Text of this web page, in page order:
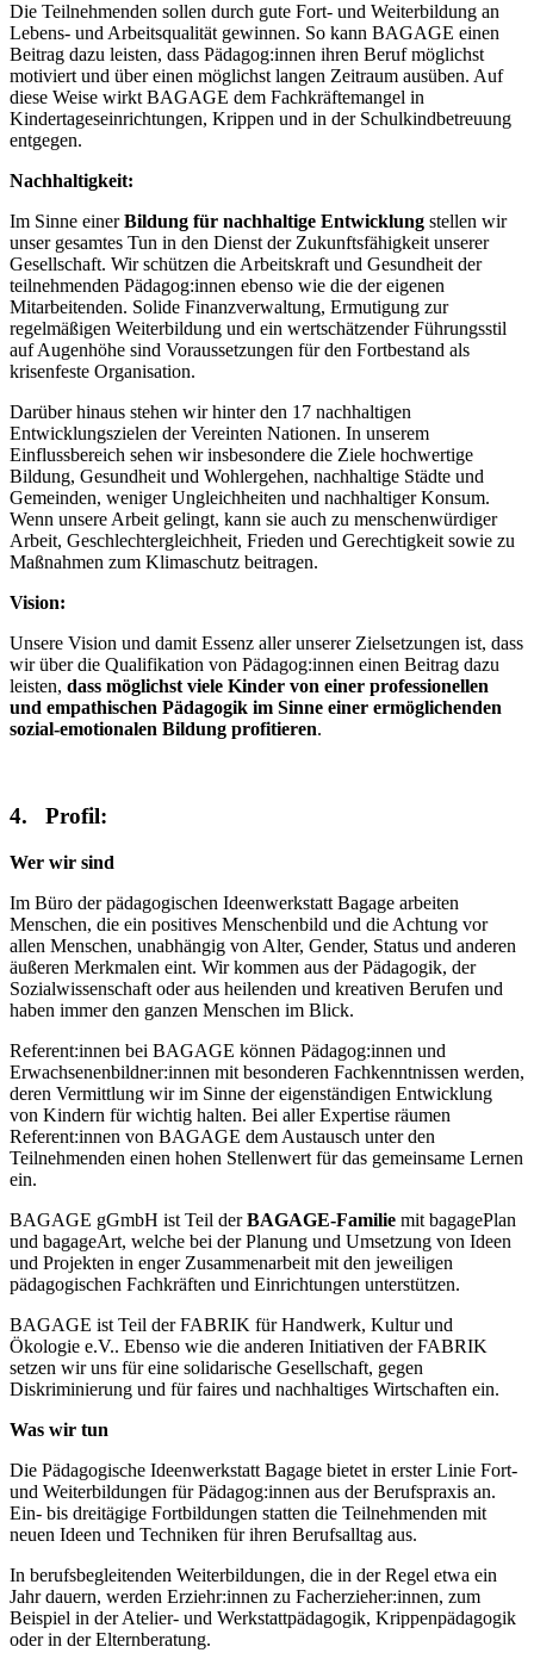
Die Teilnehmenden sollen durch gute Fort- und Weiterbildung an
Lebens- und Arbeitsqualität gewinnen. So kann BAGAGE einen
Beitrag dazu leisten, dass Pädagog:innen ihren Beruf möglichst
motiviert und über einen möglichst langen Zeitraum ausüben. Auf
diese Weise wirkt BAGAGE dem Fachkräftemangel in
Kindertageseinrichtungen, Krippen und in der Schulkindbetreuung
entgegen.
Nachhaltigkeit:
Im Sinne einerBildung für nachhaltige Entwicklung stellen wir
unser gesamtes Tun in den Dienst der Zukunftsfähigkeit unserer
Gesellschaft. Wir schützen die Arbeitskraft und Gesundheit der
teilnehmenden Pädagog:innen ebenso wie die der eigenen
Mitarbeitenden. Solide Finanzverwaltung, Ermutigung zur
regelmäßigen Weiterbildung und ein wertschätzender Führungsstil
auf Augenhöhe sind Voraussetzungen für den Fortbestand als
krisenfeste Organisation.
Darüber hinaus stehen wir hinter den 17 nachhaltigen
Entwicklungszielen der Vereinten Nationen. In unserem
Einflussbereich sehen wir insbesondere die Ziele hochwertige
Bildung, Gesundheit und Wohlergehen, nachhaltige Städte und
Gemeinden, weniger Ungleichheiten und nachhaltiger Konsum.
Wenn unsere Arbeit gelingt, kann sie auch zu menschenwürdiger
Arbeit, Geschlechtergleichheit, Frieden und Gerechtigkeit sowie zu
Maßnahmen zum Klimaschutz beitragen.
Vision:
Unsere Vision und damit Essenz aller unserer Zielsetzungen ist, dass
wir über die Qualifikation von Pädagog:innen einen Beitrag dazu
leisten, dass möglichst viele Kinder von einer professionellen
und empathischen Pädagogik im Sinne einer ermöglichenden
sozial-emotionalen Bildung profitieren.
4. Profil:
Wer wir sind
Im Büro der pädagogischen Ideenwerkstatt Bagage arbeiten
Menschen, die ein positives Menschenbild und die Achtung vor
allen Menschen, unabhängig von Alter, Gender, Status und anderen
äußeren Merkmalen eint. Wir kommen aus der Pädagogik, der
Sozialwissenschaft oder aus heilenden und kreativen Berufen und
haben immer den ganzen Menschen im Blick.
Referent:innen bei BAGAGE können Pädagog:innen und
Erwachsenenbildner:innen mit besonderen Fachkenntnissen werden,
deren Vermittlung wir im Sinne der eigenständigen Entwicklung
von Kindern für wichtig halten. Bei aller Expertise räumen
Referent:innen von BAGAGE dem Austausch unter den
Teilnehmenden einen hohen Stellenwert für das gemeinsame Lernen
ein.
BAGAGE gGmbH ist Teil derBAGAGE-Familie mit bagagePlan
und bagageArt, welche bei der Planung und Umsetzung von Ideen
und Projekten in enger Zusammenarbeit mit den jeweiligen
pädagogischen Fachkräften und Einrichtungen unterstützen.
BAGAGE ist Teil der FABRIK für Handwerk, Kultur und
Ökologie e.V.. Ebenso wie die anderen Initiativen der FABRIK
setzen wir uns für eine solidarische Gesellschaft, gegen
Diskriminierung und für faires und nachhaltiges Wirtschaften ein.
Was wir tun
Die Pädagogische Ideenwerkstatt Bagage bietet in erster Linie Fort-
und Weiterbildungen für Pädagog:innen aus der Berufspraxis an.
Ein- bis dreitägige Fortbildungen statten die Teilnehmenden mit
neuen Ideen und Techniken für ihren Berufsalltag aus.
In berufsbegleitenden Weiterbildungen, die in der Regel etwa ein
Jahr dauern, werden Erziehr:innen zu Facherzieher:innen, zum
Beispiel in der Atelier- und Werkstattpädagogik, Krippenpädagogik
oder in der Elternberatung.